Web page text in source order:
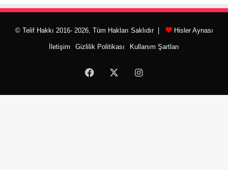
© Telif Hakkı 2016- 2026, Tüm Hakları Saklıdır | Hisler Aynası
İletişim Gizlilik Politikası Kullanım Şartları
Facebook Instagram